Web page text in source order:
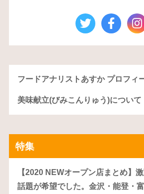
フードアナリストあすか プロフィ
美味献立(びみこんりゅう)について
特集
【2020 NEWオープン店まとめ】
話題が希望でした。金沢・能登・